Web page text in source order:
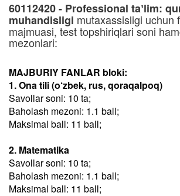
60112420 - Professional taʼlim:
muhandisligi mutaxassisligi uchun
majmuasi, test topshiriqlari soni
mezonlari:
MAJBURIY FANLAR bloki:
1. Ona tili (o‘zbek, rus, qoraqalpoq)
Savollar soni: 10 ta;
Baholash mezoni: 1.1 ball;
Maksimal ball: 11 ball;
2. Matematika
Savollar soni: 10 ta;
Baholash mezoni: 1.1 ball;
Maksimal ball: 11 ball;